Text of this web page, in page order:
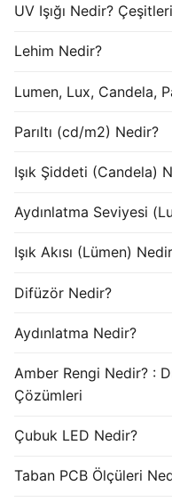
UV Işığı Nedir?
Lehim Nedir?
Lumen, Lux, Candela,
Parıltı (cd/m2) Nedir?
Işık Şiddeti (Candela)
Aydınlatma Seviyesi
Işık Akısı (Lümen)
Difüzör Nedir?
Aydınlatma Nedir?
Amber Rengi Nedir? :
Çözümleri
Çubuk LED Nedir?
Taban PCB Ölçüleri